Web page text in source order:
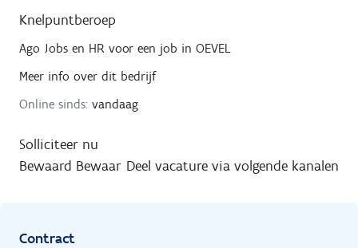
Knelpuntberoep
Ago Jobs en HR voor een job in OEVEL
Meer info over dit bedrijf
Online sinds: vandaag
Solliciteer nu
Bewaard Bewaar Deel vacature via volgende kanalen
Contract